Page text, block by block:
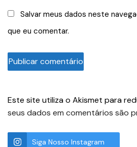
Salvar meus dados neste
que eu comentar.
Este site utiliza o Akismet para
seus dados em comentários são
Siga Nosso Instagram